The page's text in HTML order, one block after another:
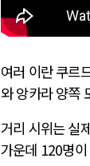
여러 이란 쿠르
와 앙카라 양쪽
거리 시위는 실
가운데 120명